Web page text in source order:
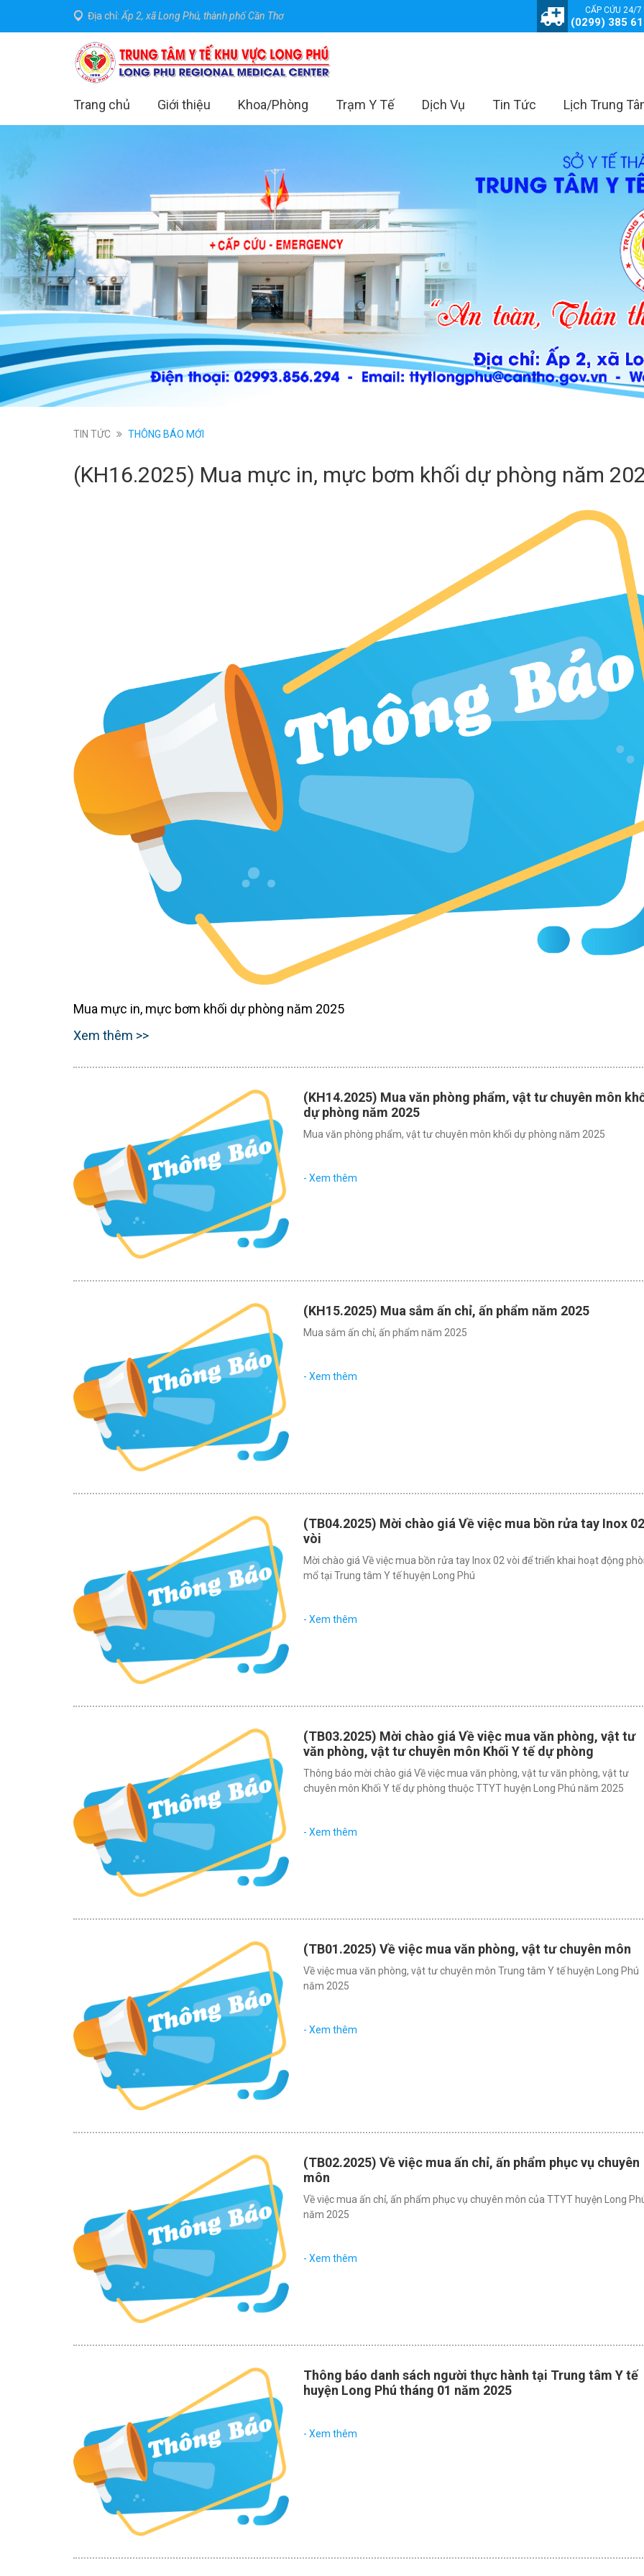
Địa chỉ: Ấp 2, xã Long Phú, thành phố Cần Thơ CẤP CỨU 24/7
(0299) 385
Trang chủ Giới thiệu Khoa/Phòng Trạm Y Tế Dịch Vụ Tin Tức Lịch Trung
TIN TỨC THÔNG BÁO MỚI
(KH16.2025) Mua mực in, mực bơm khối dự phòng năm
Mua mực in, mực bơm khối dự phòng năm 2025
Xem thêm >>
(KH14.2025) Mua văn phòng phẩm, vật tư chuyên môn
dự phòng năm 2025
Mua văn phòng phẩm, vật tư chuyên môn khối dự phòng năm 2025
- Xem thêm
(KH15.2025) Mua sắm ấn chỉ, ấn phẩm năm 2025
Mua sắm ấn chỉ, ấn phẩm năm 2025
- Xem thêm
(TB04.2025) Mời chào giá Về việc mua bồn rửa tay Inox 02
vòi
Mời chào giá Về việc mua bồn rửa tay Inox 02 vòi để triển khai hoạt động
mổ tại Trung tâm Y tế huyện Long Phú
- Xem thêm
(TB03.2025) Mời chào giá Về việc mua văn phòng, vật tư
văn phòng, vật tư chuyên môn Khối Y tế dự phòng
Thông báo mời chào giá Về việc mua văn phòng, vật tư văn phòng, vật tư
chuyên môn Khối Y tế dự phòng thuộc TTYT huyện Long Phú năm 2025
- Xem thêm
(TB01.2025) Về việc mua văn phòng, vật tư chuyên môn
Về việc mua văn phòng, vật tư chuyên môn Trung tâm Y tế huyện Long Phú
năm 2025
- Xem thêm
(TB02.2025) Về việc mua ấn chỉ, ấn phẩm phục vụ chuyên
môn
Về việc mua ấn chỉ, ấn phẩm phục vụ chuyên môn của TTYT huyện Long
năm 2025
- Xem thêm
Thông báo danh sách người thực hành tại Trung tâm Y tế
huyện Long Phú tháng 01 năm 2025
- Xem thêm